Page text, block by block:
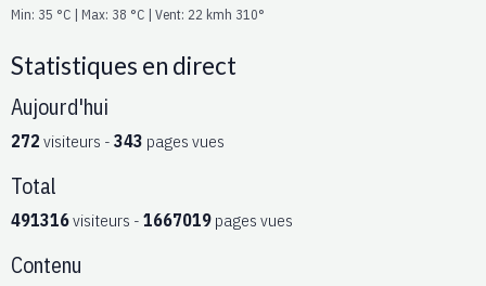
Min: 35 °C | Max: 38 °C | Vent: 22 kmh 310°
Statistiques en direct
Aujourd'hui
272 visiteurs - 343 pages vues
Total
491316visiteurs - 1667019 pages vues
Contenu